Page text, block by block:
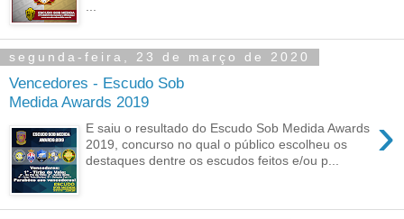
segunda-feira, 23 de março de 2020
Vencedores - Escudo Sob
Medida Awards 2019
›
E saiu o resultado do Escudo Sob Medida Awards
2019, concurso no qual o público escolheu os
destaques dentre os escudos feitos e/ou p...